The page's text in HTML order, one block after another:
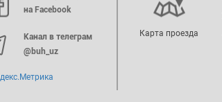
на Facebook
Канал в телеграм
@buh_uz
Карта проезда